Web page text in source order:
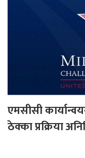
एमसीसी
ठेक्का प्रक्रिया